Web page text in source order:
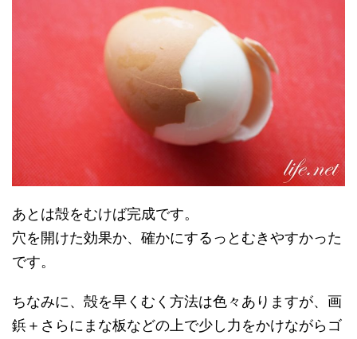
あとは殻をむけば完成です。
穴を開けた効果か、確かにするっとむきやすかった
です。
ちなみに、殻を早くむく方法は色々ありますが、画
鋲＋さらにまな板などの上で少し力をかけながらゴ